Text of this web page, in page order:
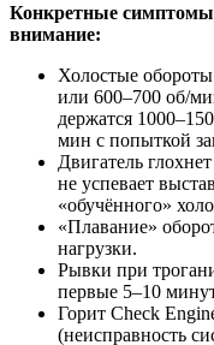
Конкретные
внимание:
Холостые
или 600–700 об/
держатся
мин с попыткой
Двигатель
не успевает
«обучённого»
«Плавание»
нагрузки.
Рывки при
первые 5–10
Горит Check
(неисправность